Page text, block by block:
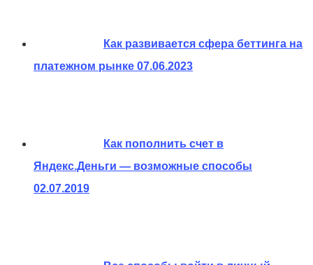
Как развивается сфера беттинга на
платежном рынке 07.06.2023
Как пополнить счет в
Яндекс.Деньги — возможные способы
02.07.2019